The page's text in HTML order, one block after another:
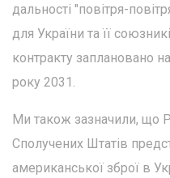
дальності "повітря-
для України та її
контракту заплановано
року 2031.
Ми також зазначили, що
Сполучених Штатів
американської зброї в